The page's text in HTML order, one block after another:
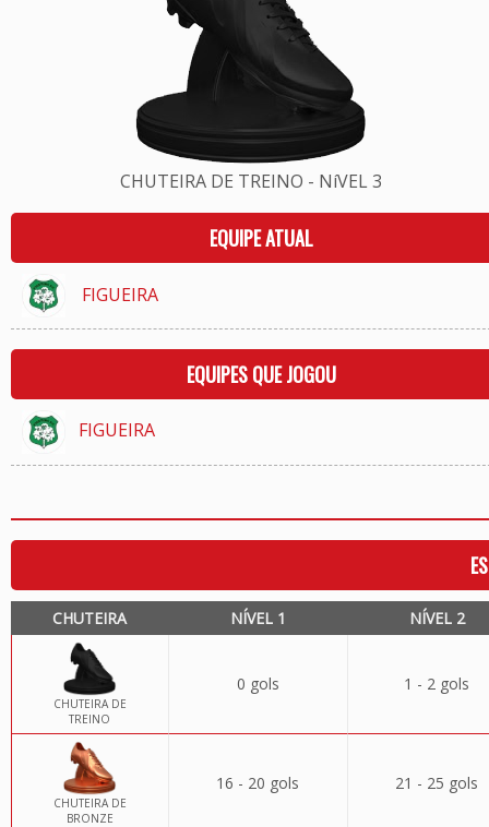
CHUTEIRA DE TREINO - NíVEL 3
EQUIPE ATUAL
FIGUEIRA
EQUIPES QUE JOGOU
FIGUEIRA
CHUTEIRA NÍVEL 1 NÍVEL 2
CHUTEIRA DE
TREINO
0 gols 1 - 2 gols
CHUTEIRA DE
BRONZE
16 - 20 gols 21 - 25 gols